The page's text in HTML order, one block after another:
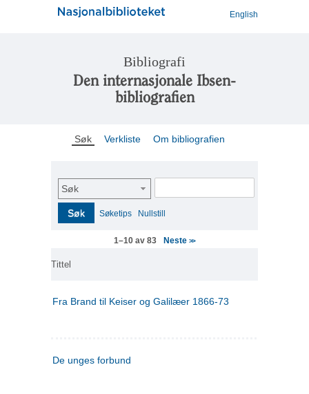
English
Bibliografi
Den internasjonale Ibsen-
bibliografien
Søk Verkliste Om bibliografien
Søk
Søk Søketips Nullstill
1–10 av 83 Neste>>
Tittel
Fra Brand til Keiser og Galilæer 1866-73
De unges forbund